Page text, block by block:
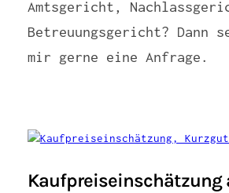
Amtsgericht,
Betreuungsgericht? Dann
mir gerne eine Anfrage.
Kaufpreiseinschätzung